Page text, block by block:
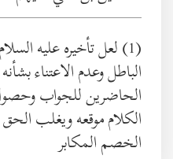
(1) لعل تأخيره عليه
الباطل وعدم الاعتناء
الحاضرين للجواب
الكلام موقعه ويغلب
الخصم المكابر